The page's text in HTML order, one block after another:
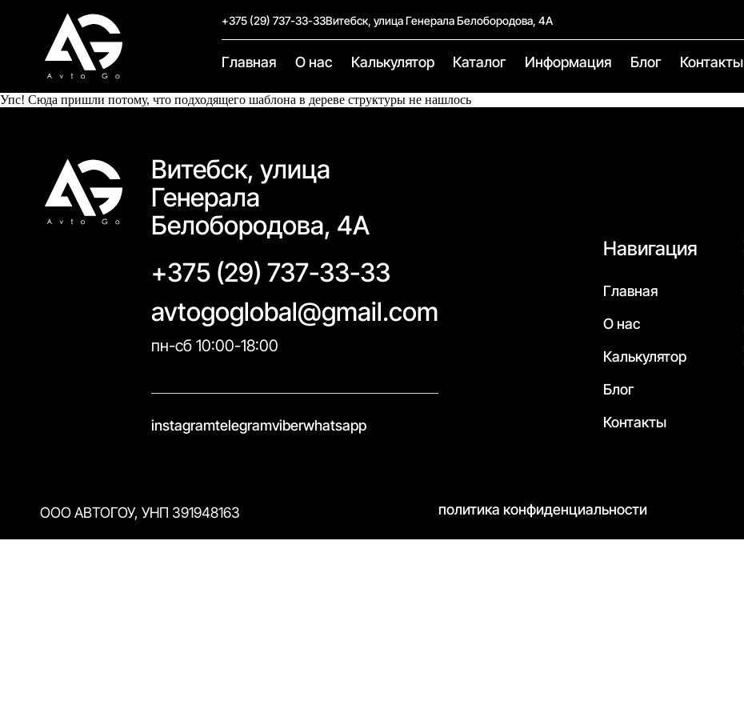
+375 (29) 737-33-33Витебск, улица Генерала Белобородова, 4А
Главная О нас Калькулятор Каталог Информация Блог Контакты
Упс! Сюда пришли потому, что подходящего шаблона в дереве структуры не нашлось
Витебск, улица
Генерала
Белобородова, 4А
+375 (29) 737-33-33
avtogoglobal@gmail.com
пн-сб 10:00-18:00
instagramtelegramviberwhatsapp
Навигация
Главная
О нас
Калькулятор
Блог
Контакты
ООО АВТОГОУ, УНП 391948163 политика конфиденциальности